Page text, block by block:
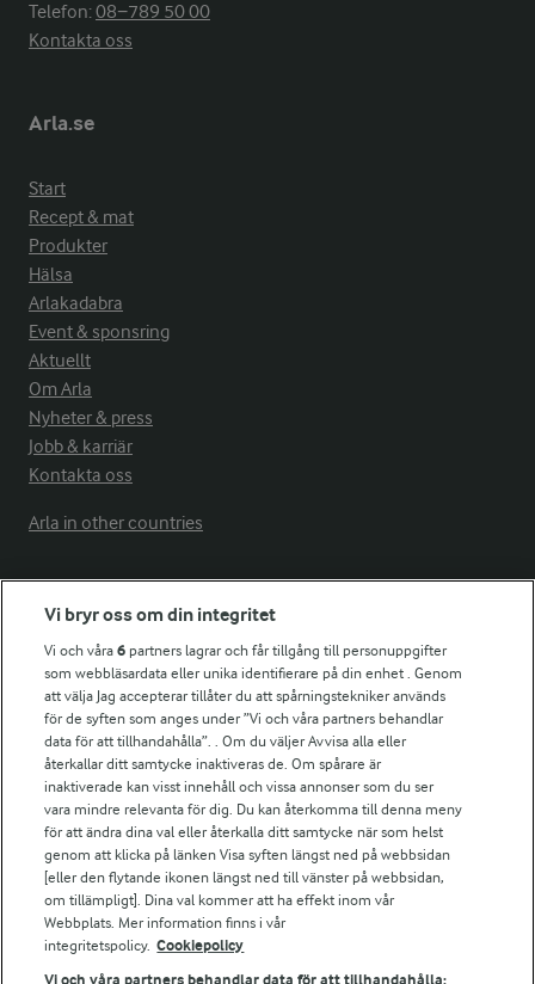
Telefon:08−789 50 00
Kontakta oss
Arla.se
Start
Recept & mat
Produkter
Hälsa
Arlakadabra
Event & sponsring
Aktuellt
Om Arla
Nyheter & press
Jobb & karriär
Kontakta oss
Arla in other countries
Fler Arlasajter
För ägare
Arlas kundportal
Arla.com
Falbygdens Ost
Arla webbshop
Bildbank
Följ oss
Vi bryr oss om din integritet
Vi och våra6 partners lagrar och får tillgång till personuppgifter
som webbläsardata eller unika identifierare på din enhet . Genom
att välja Jag accepterar tillåter du att spårningstekniker används
för de syften som anges under ”Vi och våra partners behandlar
data för att tillhandahålla”. . Om du väljer Avvisa alla eller
återkallar ditt samtycke inaktiveras de. Om spårare är
inaktiverade kan visst innehåll och vissa annonser som du ser
vara mindre relevanta för dig. Du kan återkomma till denna meny
för att ändra dina val eller återkalla ditt samtycke när som helst
genom att klicka på länken Visa syften längst ned på webbsidan
[eller den flytande ikonen längst ned till vänster på webbsidan,
om tillämpligt]. Dina val kommer att ha effekt inom vår
Webbplats. Mer information finns i vår
integritetspolicy. Cookiepolicy
Vi och våra partners behandlar data för att tillhandahålla: